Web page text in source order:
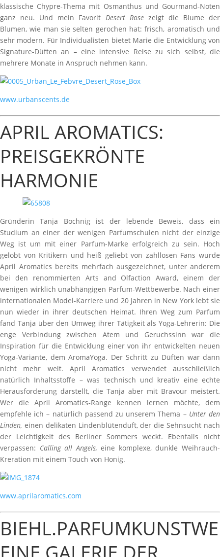
klassische Chypre-Thema mit Osmanthus und Gourmand-Noten
ganz neu. Und mein Favorit Desert Rosezeigt die Blume der
Blumen, wie man sie selten gerochen hat: frisch, aromatisch und
sehr modern. Für Individualisten bietet Marie die Entwicklung von
Signature-Düften an – eine intensive Reise zu sich selbst, die
mehrere Monate in Anspruch nehmen kann.
www.urbanscents.de
APRIL AROMATICS:
PREISGEKRÖNTE
HARMONIE
Gründerin Tanja Bochnig ist der lebende Beweis, dass ein
Studium an einer der wenigen Parfumschulen nicht der einzige
Weg ist um mit einer Parfum-Marke erfolgreich zu sein. Hoch
gelobt von Kritikern und heiß geliebt von zahllosen Fans wurde
April Aromatics bereits mehrfach ausgezeichnet, unter anderem
bei den renommierten Arts and Olfaction Award, einem der
wenigen wirklich unabhängigen Parfum-Wettbewerbe. Nach einer
internationalen Model-Karriere und 20 Jahren in New York lebt sie
nun wieder in ihrer deutschen Heimat. Ihren Weg zum Parfum
fand Tanja über den Umweg ihrer Tätigkeit als Yoga-Lehrerin: Die
enge Verbindung zwischen Atem und Geruchssinn war die
Inspiration für die Entwicklung einer von ihr entwickelten neuen
Yoga-Variante, dem AromaYoga. Der Schritt zu Düften war dann
nicht mehr weit. April Aromatics verwendet ausschließlich
natürlich Inhaltsstoffe – was technisch und kreativ eine echte
Herausforderung darstellt, die Tanja aber mit Bravour meistert.
Wer die April Aromatics-Range kennen lernen möchte, dem
empfehle ich – natürlich passend zu unserem Thema – Unter den
Linden, einen delikaten Lindenblütenduft, der die Sehnsucht nach
der Leichtigkeit des Berliner Sommers weckt. Ebenfalls nicht
verpassen: Calling all Angels, eine komplexe, dunkle Weihrauch-
Kreration mit einem Touch von Honig.
www.aprilaromatics.com